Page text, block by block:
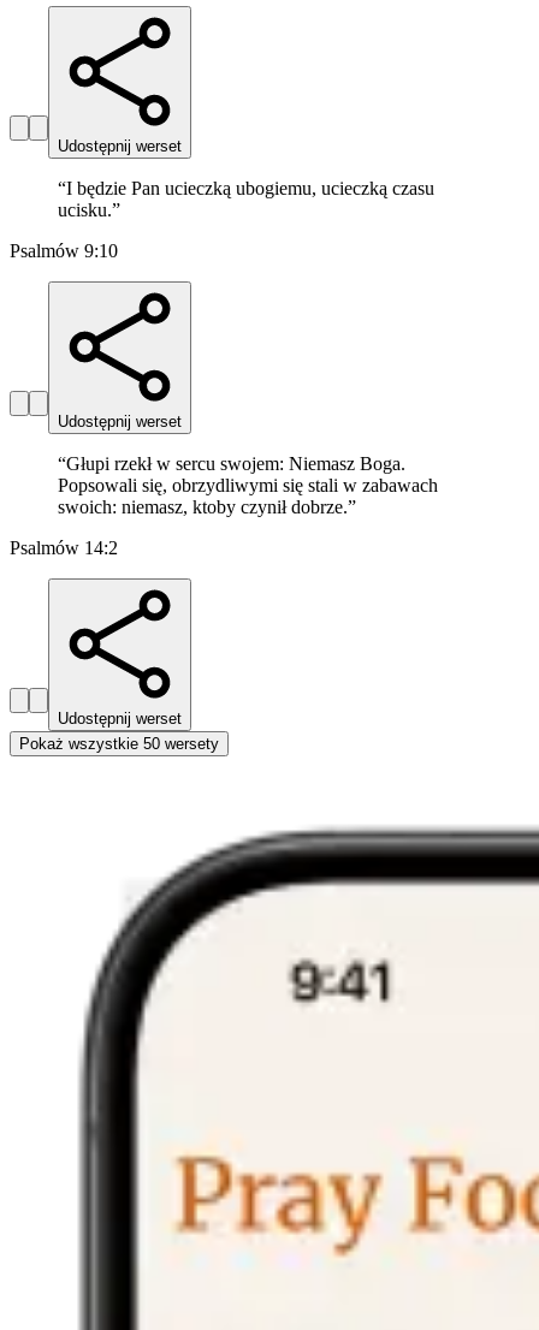
Udostępnij werset
“I będzie Pan ucieczką ubogiemu, ucieczką czasu
ucisku.”
Psalmów 9:10
Udostępnij werset
“Głupi rzekł w sercu swojem: Niemasz Boga.
Popsowali się, obrzydliwymi się stali w zabawach
swoich: niemasz, ktoby czynił dobrze.”
Psalmów 14:2
Udostępnij werset
Pokaż wszystkie 50 wersety